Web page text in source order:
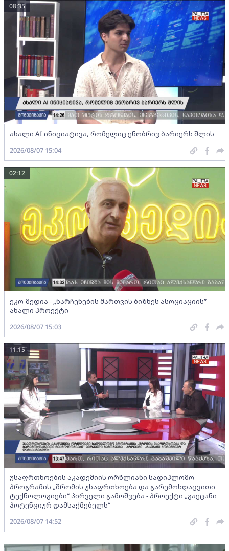
ახალი AI ინიციატივა, რომელიც ენობრივ ბარიერს შლის
08:35
2026/08/07 15:04
ეკო-მედია - „ნარჩენების მართვის ბიზნეს ასოციაციის”
ახალი პროექტი
02:12
2026/08/07 15:03
უსაფრთხოების აკადემიის ორწლიანი სადიპლომო
პროგრამის „შრომის უსაფრთხოება და გარემოსდაცვითი
ტექნოლოგიები“ პირველი გამოშვება - პროექტი „გაეცანი
პოტენციურ დამსაქმებელს“
11:15
2026/08/07 14:52